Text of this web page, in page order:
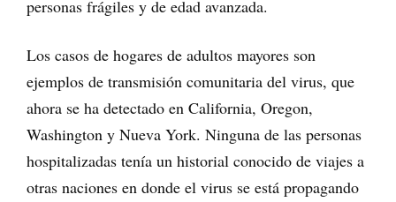
personas frágiles y de edad avanzada.
Los casos de hogares de adultos mayores son
ejemplos de transmisión comunitaria del virus, que
ahora se ha detectado en California, Oregon,
Washington y Nueva York. Ninguna de las personas
hospitalizadas tenía un historial conocido de viajes a
otras naciones en donde el virus se está propagando